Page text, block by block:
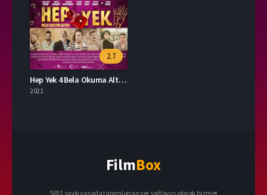
2.7
Hep Yek 4 Bela Okuma Altan 2021 – Yerli Film 1080p Turkce Dublaj izle
2021
FilmBox
5651 sayılı yasada tanımlanan yer sağlayıcı olarak hizmet